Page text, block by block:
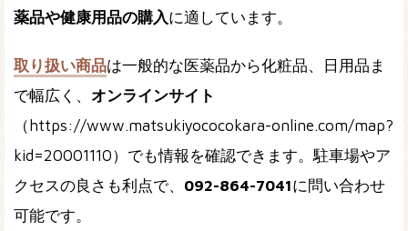
薬品や健康用品の購入に適しています。
取り扱い商品は一般的な医薬品から化粧品、日用品ま
で幅広く、 オンラインサイト
（https://www.matsukiyococokara-online.com/map?
kid=20001110）でも情報を確認できます。駐車場やア
クセスの良さも利点で、 092-864-7041に問い合わせ
可能です。